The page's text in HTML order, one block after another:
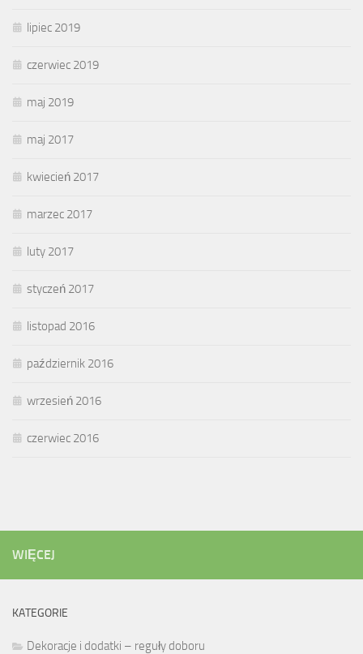
lipiec 2019
czerwiec 2019
maj 2019
maj 2017
kwiecień 2017
marzec 2017
luty 2017
styczeń 2017
listopad 2016
październik 2016
wrzesień 2016
czerwiec 2016
WIĘCEJ
KATEGORIE
Dekoracje i dodatki – reguły doboru